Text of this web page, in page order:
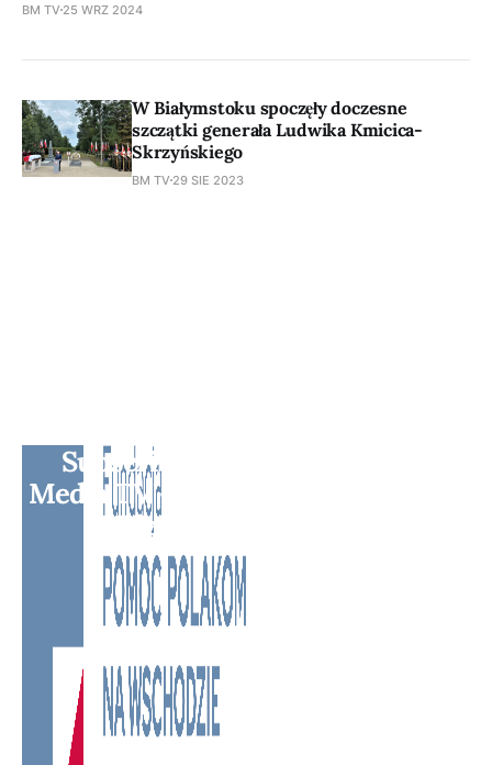
BM TV 25 WRZ 2024
W Białymstoku spoczęły doczesne
szczątki generała Ludwika Kmicica-
Skrzyńskiego
BM TV 29 SIE 2023
Subscribe to BM TV - Bridge
Media TV - Wielokulturowy kanał
telewizyjny na Litwie